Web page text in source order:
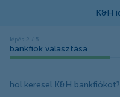
bankfiók választása
hol keresel K&H bankfiókot?